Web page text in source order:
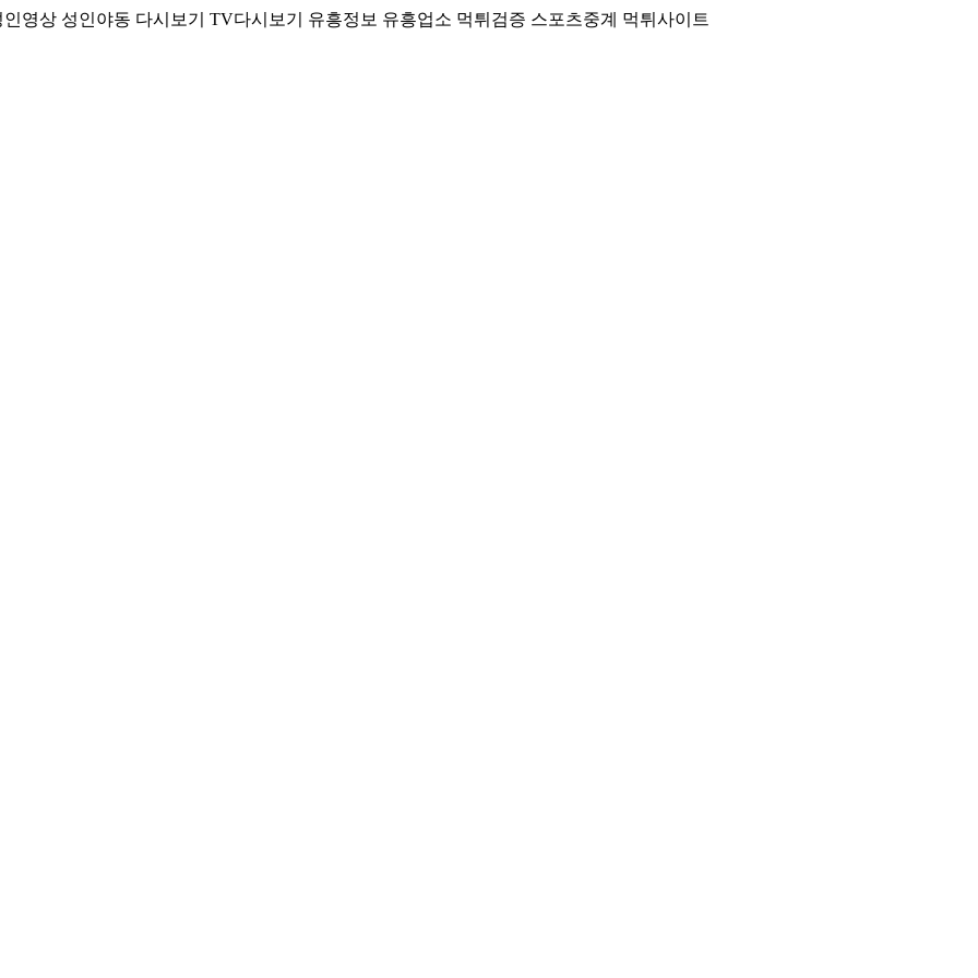
영상 성인야동 다시보기 TV다시보기 유흥정보 유흥업소 먹튀검증 스포츠중계 먹튀사이트